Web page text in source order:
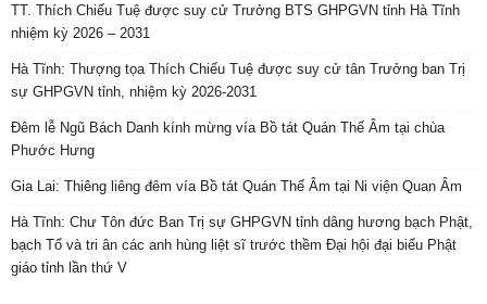
TT. Thích Chiếu Tuệ được suy cử Trưởng BTS GHPGVN tỉnh Hà Tĩnh
nhiệm kỳ 2026 – 2031
Hà Tĩnh: Thượng tọa Thích Chiếu Tuệ được suy cử tân Trưởng ban Trị
sự GHPGVN tỉnh, nhiệm kỳ 2026-2031
Đêm lễ Ngũ Bách Danh kính mừng vía Bồ tát Quán Thế Âm tại chùa
Phước Hưng
Gia Lai: Thiêng liêng đêm vía Bồ tát Quán Thế Âm tại Ni viện Quan Âm
Hà Tĩnh: Chư Tôn đức Ban Trị sự GHPGVN tỉnh dâng hương bạch Phật,
bạch Tổ và tri ân các anh hùng liệt sĩ trước thềm Đại hội đại biểu Phật
giáo tỉnh lần thứ V